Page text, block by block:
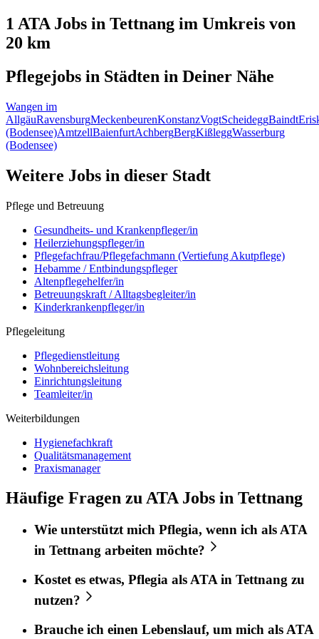
1 ATA Jobs in Tettnang im Umkreis von
20 km
Pflegejobs in Städten in Deiner Nähe
Wangen im
AllgäuRavensburgMeckenbeurenKonstanzVogtScheideggBaindt
(Bodensee)AmtzellBaienfurtAchbergBergKißleggWasserburg
(Bodensee)
Weitere Jobs in dieser Stadt
Pflege und Betreuung
Gesundheits- und Krankenpfleger/in
Heilerziehungspfleger/in
Pflegefachfrau/Pflegefachmann (Vertiefung Akutpflege)
Hebamme / Entbindungspfleger
Altenpflegehelfer/in
Betreuungskraft / Alltagsbegleiter/in
Kinderkrankenpfleger/in
Pflegeleitung
Pflegedienstleitung
Wohnbereichsleitung
Einrichtungsleitung
Teamleiter/in
Weiterbildungen
Hygienefachkraft
Qualitätsmanagement
Praxismanager
Häufige Fragen zu ATA Jobs in Tettnang
Wie unterstützt mich Pflegia, wenn ich alsATA
in Tettnang arbeiten möchte?
Kostet es etwas, Pflegia als ATA in Tettnang zu
nutzen?
Brauche ich einen Lebenslauf, um mich als ATA